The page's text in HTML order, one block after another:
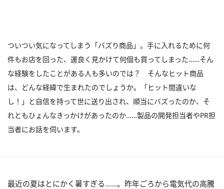
ついつい気になってしまう「バズり商品」。手に入れるために何
件もお店を回った、運良く見かけて何個も買ってしまった……そん
な経験をしたことがある人も多いのでは？ そんなヒット商品
は、どんな経緯で生まれたのでしょうか。「ヒット間違いな
し！」と自信を持って世に送り出され、順当にバズったのか、そ
れともひょんなきっかけがあったのか……製品の開発担当者やPR担
当者にお話を伺います。
最近の夏はとにかく暑すぎる……。昨年ごろから電気代の高騰